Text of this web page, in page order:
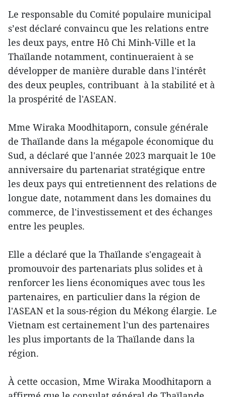
Le responsable du Comité populaire municipal
s’est déclaré convaincu que les relations entre
les deux pays, entre Hô Chi Minh-Ville et la
Thaïlande notamment, continueraient à se
développer de manière durable dans l'intérêt
des deux peuples, contribuant à la stabilité et à
la prospérité de l'ASEAN.
Mme Wiraka Moodhitaporn, consule générale
de Thaïlande dans la mégapole économique du
Sud, a déclaré que l'année 2023 marquait le 10e
anniversaire du partenariat stratégique entre
les deux pays qui entretiennent des relations de
longue date, notamment dans les domaines du
commerce, de l'investissement et des échanges
entre les peuples.
Elle a déclaré que la Thaïlande s'engageait à
promouvoir des partenariats plus solides et à
renforcer les liens économiques avec tous les
partenaires, en particulier dans la région de
l'ASEAN et la sous-région du Mékong élargie. Le
Vietnam est certainement l'un des partenaires
les plus importants de la Thaïlande dans la
région.
À cette occasion, Mme Wiraka Moodhitaporn a